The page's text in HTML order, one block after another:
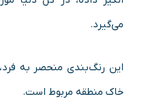
می‌گیرد.
این رنگ‌بندی منحصر به
خاک منطقه مربوط است.